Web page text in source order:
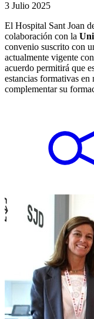
3 Julio 2025
El Hospital Sant Joan
colaboración con la
convenio suscrito con
actualmente vigente
acuerdo permitirá que
estancias formativas
complementar su